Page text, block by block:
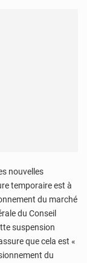
nouvelles
temporaire est à
du marché
du Conseil
suspension
que cela est «
du